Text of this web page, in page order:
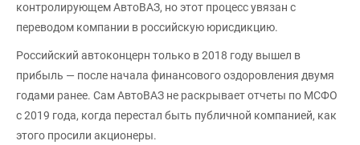
контролирующем АвтоВАЗ, но этот процесс увязан с
переводом компании в российскую юрисдикцию.
Российский автоконцерн только в 2018 году вышел в
прибыль — после начала финансового оздоровления двумя
годами ранее. Сам АвтоВАЗ не раскрывает отчеты по МСФО
с 2019 года, когда перестал быть публичной компанией, как
этого просили акционеры.